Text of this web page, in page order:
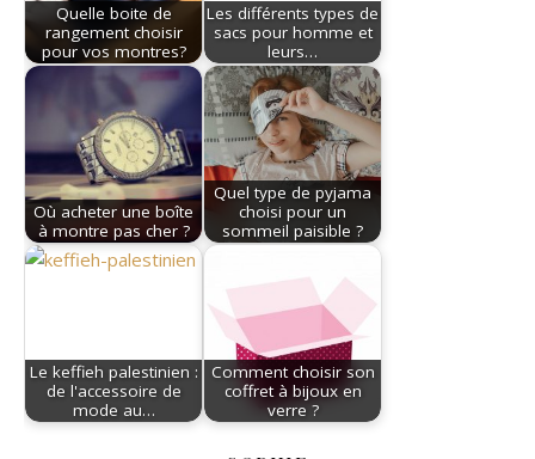
Quelle boite de
rangement choisir
pour vos montres?
Les différents types de
sacs pour homme et
leurs…
Où acheter une boîte
à montre pas cher ?
Quel type de pyjama
choisi pour un
sommeil paisible ?
Le keffieh palestinien :
de l'accessoire de
mode au…
Comment choisir son
coffret à bijoux en
verre ?